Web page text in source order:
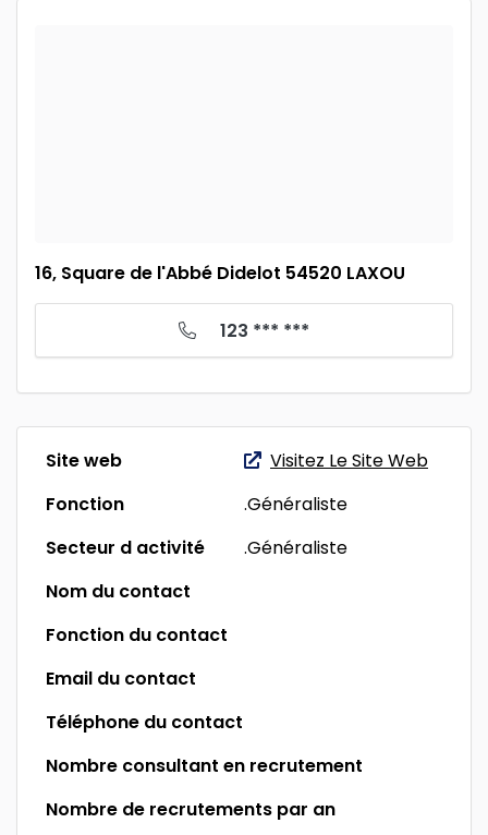
16, Square de l'Abbé Didelot 54520 LAXOU
123 *** ***
Site web
Visitez Le Site Web
Fonction
.Généraliste
Secteur d activité
.Généraliste
Nom du contact
Fonction du contact
Email du contact
Téléphone du contact
Nombre consultant en recrutement
Nombre de recrutements par an